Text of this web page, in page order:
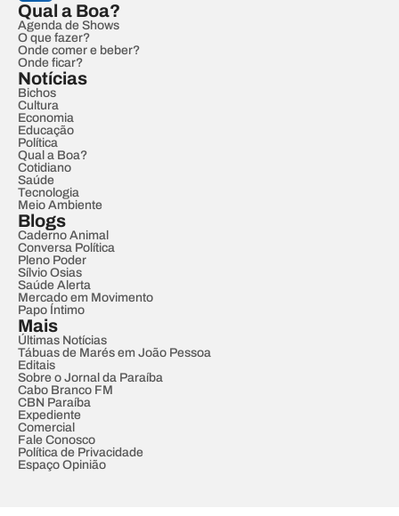
Qual a Boa?
Agenda de Shows
O que fazer?
Onde comer e beber?
Onde ficar?
Notícias
Bichos
Cultura
Economia
Educação
Política
Qual a Boa?
Cotidiano
Saúde
Tecnologia
Meio Ambiente
Blogs
Caderno Animal
Conversa Política
Pleno Poder
Sílvio Osias
Saúde Alerta
Mercado em Movimento
Papo Íntimo
Mais
Últimas Notícias
Tábuas de Marés em João Pessoa
Editais
Sobre o Jornal da Paraíba
Cabo Branco FM
CBN Paraíba
Expediente
Comercial
Fale Conosco
Política de Privacidade
Espaço Opinião